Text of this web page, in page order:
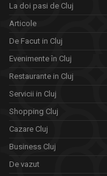
La doi pasi de Cluj
Articole
De Facut in Cluj
Evenimente în Cluj
Restaurante in Cluj
Servicii in Cluj
Shopping Cluj
Cazare Cluj
Business Cluj
De vazut